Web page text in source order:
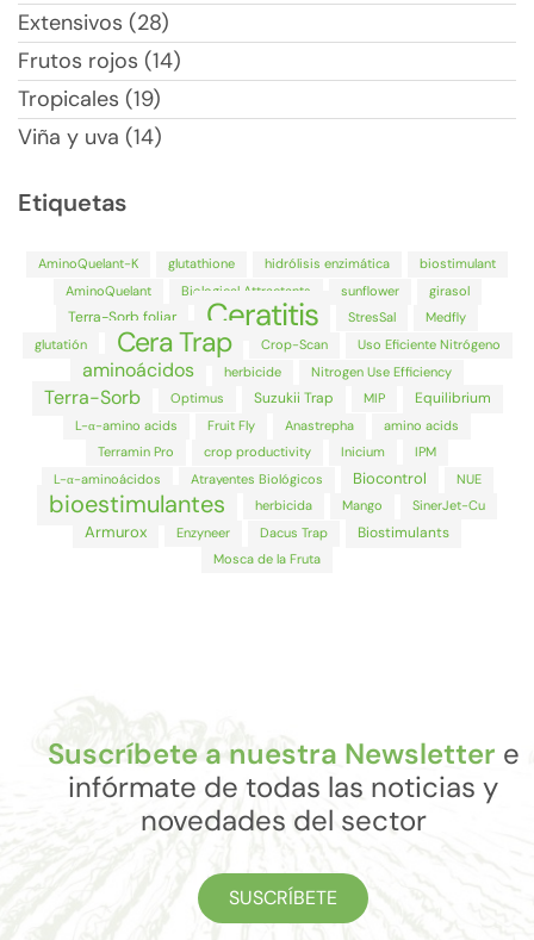
Extensivos (28)
Frutos rojos (14)
Tropicales (19)
Viña y uva (14)
Etiquetas
AminoQuelant-K glutathione hidrólisis enzimática
biostimulant
AminoQuelant
Biological Attractants sunflower girasol
Terra-Sorb foliar Ceratitis StresSal
Medfly
glutatión
Cera Trap Crop-Scan Uso Eficiente Nitrógeno
aminoácidos herbicide Nitrogen Use Efficiency
Terra-Sorb Optimus Suzukii Trap MIP Equilibrium
L-α-amino acids Fruit Fly Anastrepha
amino acids
Terramin Pro
crop productivity Inicium
IPM
L-α-aminoácidos
Atrayentes Biológicos Biocontrol NUE
bioestimulantes herbicida Mango SinerJet-Cu
Armurox Enzyneer Dacus Trap Biostimulants
Mosca de la Fruta
Suscríbete a nuestra Newsletter e
infórmate de todas las noticias y
novedades del sector
SUSCRÍBETE